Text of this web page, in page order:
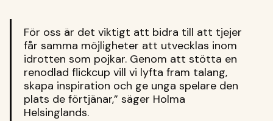
För oss är det viktigt att bidra till att tjejer
får samma möjligheter att utvecklas inom
idrotten som pojkar. Genom att stötta en
renodlad flickcup vill vi lyfta fram talang,
skapa inspiration och ge unga spelare den
plats de förtjänar,” säger Holma
Helsinglands.